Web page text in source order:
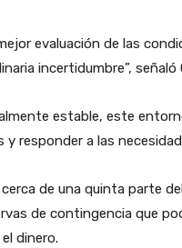
evaluación de las
incertidumbre”, señaló
estable, este
responder a las
de una quinta parte
de contingencia que
dinero.